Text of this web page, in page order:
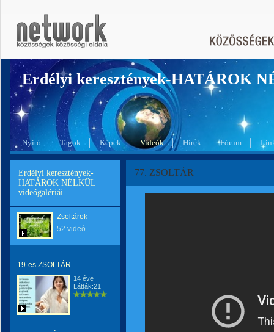
Erdélyi keresztények-HATÁROK
Nyitó Tagok Képek Videók Hírek Fórum
Erdélyi keresztények-
HATÁROK NÉLKÜL
videógalériái
Zsoltárok
52 videó
19-es ZSOLTÁR
14 éve
Látták:21
77. ZSOLTÁR